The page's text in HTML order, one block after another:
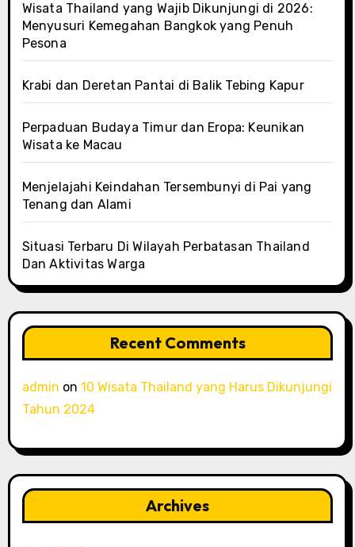
Wisata Thailand yang Wajib Dikunjungi di 2026:
Menyusuri Kemegahan Bangkok yang Penuh
Pesona
Krabi dan Deretan Pantai di Balik Tebing Kapur
Perpaduan Budaya Timur dan Eropa: Keunikan
Wisata ke Macau
Menjelajahi Keindahan Tersembunyi di Pai yang
Tenang dan Alami
Situasi Terbaru Di Wilayah Perbatasan Thailand
Dan Aktivitas Warga
Recent Comments
admin on 10 Wisata Thailand yang Harus Dikunjungi
Tahun 2024
Archives